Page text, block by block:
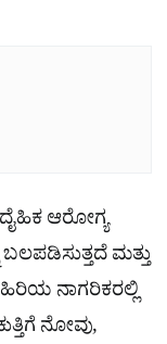
ಆರೋಗ್ಯ
ಮತ್ತು
ನಾಗರಿಕರಲ್ಲಿ
ನೋವು,